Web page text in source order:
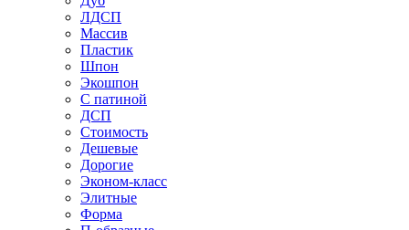
ЛДСП
Массив
Пластик
Шпон
Экошпон
С патиной
ДСП
Стоимость
Дешевые
Дорогие
Эконом-класс
Элитные
Форма